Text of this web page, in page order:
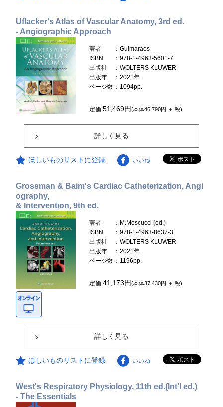
Uflacker's Atlas of Vascular Anatomy, 3rd ed.
- Angiographic Approach
著者
：Guimaraes
ISBN
：978-1-4963-5601-7
出版社
：WOLTERS KLUWER
出版年
：2021年
ページ数 ：1094pp.
定価51,469円(本体46,790円 ＋ 税)
詳しく見る
ほしいものリストに登録 いいね
Grossman & Baim's Cardiac Catheterization, Angi
ography,
& Intervention, 9th ed.
著者
：M.Moscucci (ed.)
ISBN
：978-1-4963-8637-3
出版社
：WOLTERS KLUWER
出版年
：2021年
ページ数 ：1196pp.
定価41,173円(本体37,430円 ＋ 税)
詳しく見る
ほしいものリストに登録 いいね
West's Respiratory Physiology, 11th ed.(Int'l ed.)
- The Essentials